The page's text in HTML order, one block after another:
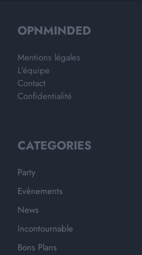
OPNMINDED
Mentions légales
L'équipe
Contact
Confidentialité
CATEGORIES
Party
Evènements
News
Incontournable
Bons Plans